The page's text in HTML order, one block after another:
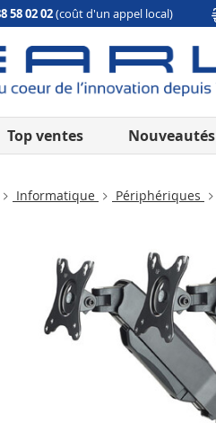
58 02 02(coût d'un appel local)
Top ventes Nouveautés
Informatique Périphériques